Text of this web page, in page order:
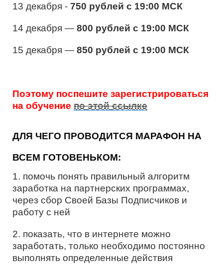
13 декабря - 750 рублей с 19:00 МСК
14 декабря — 800 рублей с 19:00 МСК
15 декабря — 850 рублей с 19:00 МСК
Поэтому поспешите зарегистрироваться
на обучение по этой ссылке
ДЛЯ ЧЕГО ПРОВОДИТСЯ МАРАФОН НА
ВСЕМ ГОТОВЕНЬКОМ:
1. помочь понять правильный алгоритм
заработка на партнерских программах,
через сбор Своей Базы Подписчиков и
работу с ней
2. показать, что в интернете можно
заработать, только необходимо постоянно
выполнять определенные действия